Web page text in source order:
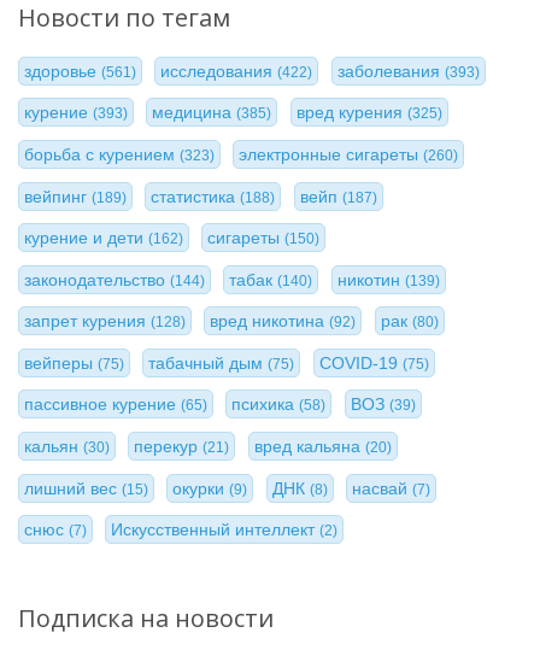
Новости по тегам
здоровье (561) исследования(422) заболевания (393)
курение (393) медицина(385) вред курения (325)
борьба с курением (323) электронные сигареты(260)
вейпинг (189) статистика(188) вейп (187)
курение и дети (162) сигареты(150)
законодательство (144) табак(140) никотин (139)
запрет курения (128) вред никотина(92) рак (80)
вейперы (75) табачный дым(75) COVID-19 (75)
пассивное курение (65) психика(58) ВОЗ (39)
кальян (30) перекур(21) вред кальяна (20)
лишний вес (15) окурки(9) ДНК (8) насвай(7)
снюс (7) Искусственный интеллект(2)
Подписка на новости